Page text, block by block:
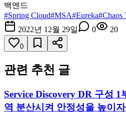
백엔드
#Spring Cloud#MSA#Eureka#Chaos
2022년 12월 29일
0 20
0
관련 추천 글
Service Discovery DR 구성 1
역 분산시켜 안정성을 높이자